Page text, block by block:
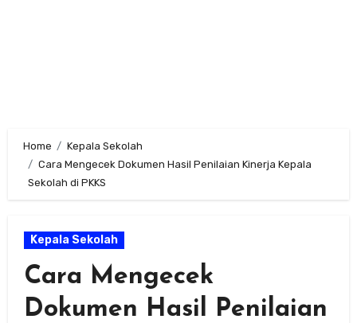
Home
Kepala Sekolah
Cara Mengecek Dokumen Hasil Penilaian Kinerja Kepala
Sekolah di PKKS
Kepala Sekolah
Cara Mengecek
Dokumen Hasil Penilaian